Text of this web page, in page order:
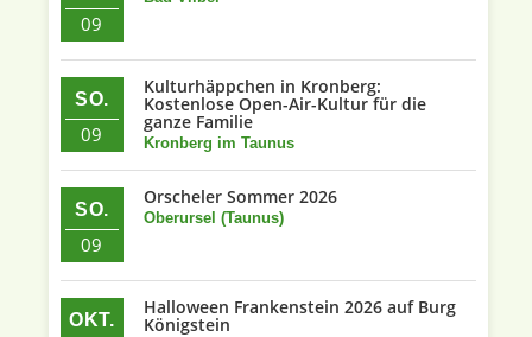
09
SO.
09
Kulturhäppchen in Kronberg:
Kostenlose Open-Air-Kultur für die
ganze Familie
Kronberg im Taunus
SO.
09
Orscheler Sommer 2026
Oberursel (Taunus)
OKT.
Halloween Frankenstein 2026 auf Burg
Königstein